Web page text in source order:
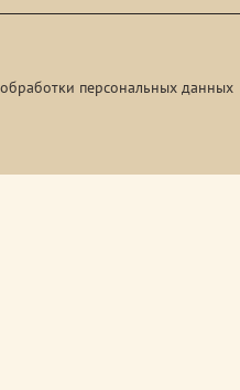
персональных данных